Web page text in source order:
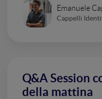
Emanuele
Cappelli
Q&A Session
della mattina